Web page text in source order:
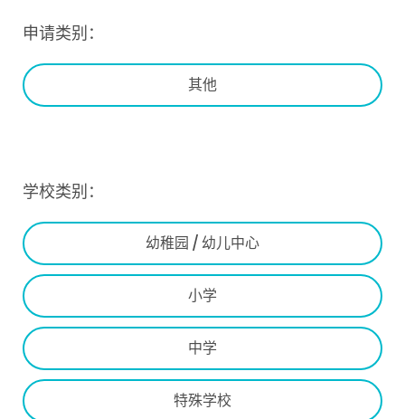
申请类别：
其他
学校类别：
幼稚园 / 幼儿中心
小学
中学
特殊学校